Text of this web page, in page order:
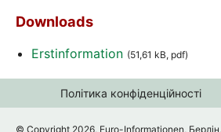
Downloads
Erstinformation (51,61 kB, pdf)
Політика конфіденційності
© Copyright 2026, Euro-Informationen,